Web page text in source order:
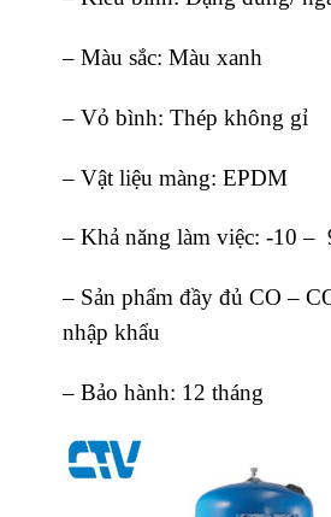
– Màu sắc: Màu xanh
– Vỏ bình: Thép không gỉ
– Vật liệu màng: EPDM
– Khả năng làm việc: -10 –
– Sản phẩm đầy đủ CO –
nhập khẩu
– Bảo hành: 12 tháng